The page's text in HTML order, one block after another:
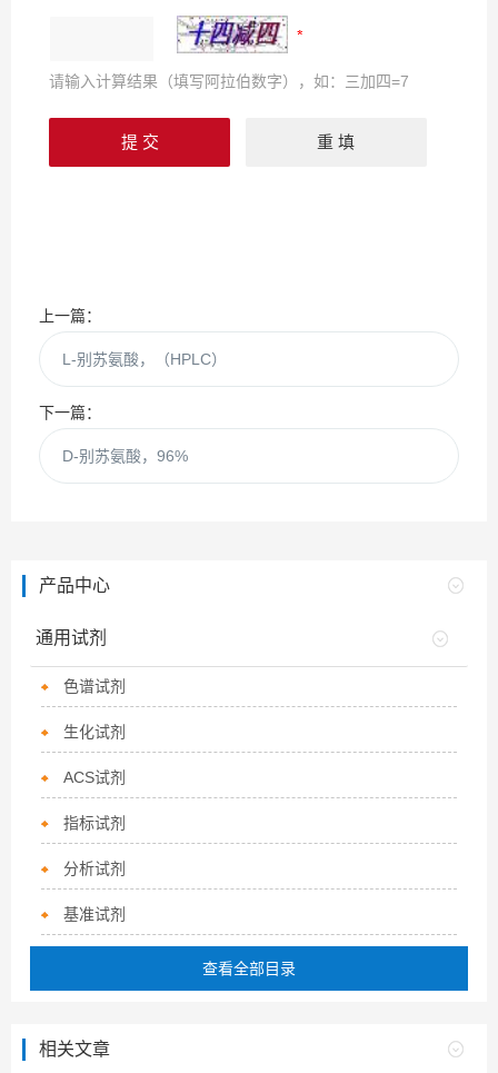
请输入计算结果（填写阿拉伯数字），如：三加四=7
上一篇：
L-别苏氨酸，（HPLC）
下一篇：
D-别苏氨酸，96%
产品中心
通用试剂
色谱试剂
生化试剂
ACS试剂
指标试剂
分析试剂
基准试剂
查看全部目录
相关文章